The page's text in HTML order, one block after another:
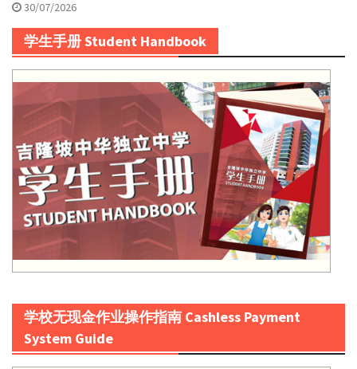
30/07/2026
学生手册 Student Handbook
学校无现金作业操作指南 Cashless Payment
System Guide